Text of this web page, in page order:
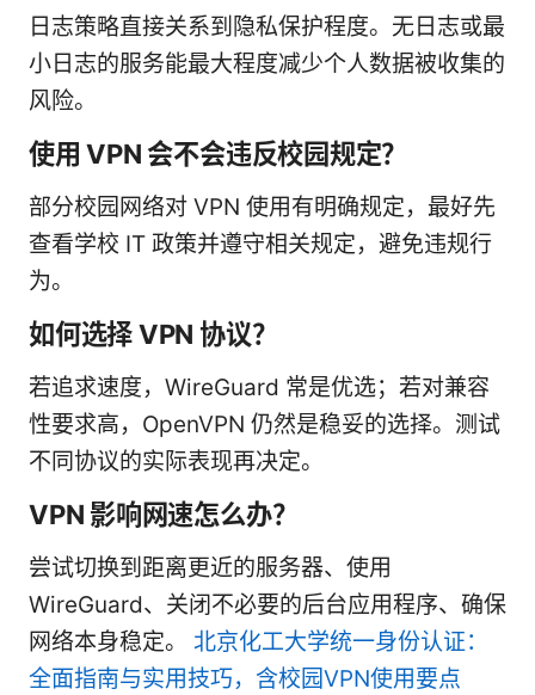
日志策略直接关系到隐私保护程度。无日志或最
小日志的服务能最大程度减少个人数据被收集的
风险。
使用 VPN 会不会违反校园规定？
部分校园网络对 VPN 使用有明确规定，最好先
查看学校 IT 政策并遵守相关规定，避免违规行
为。
如何选择 VPN 协议？
若追求速度，WireGuard 常是优选；若对兼容
性要求高，OpenVPN 仍然是稳妥的选择。测试
不同协议的实际表现再决定。
VPN 影响网速怎么办？
尝试切换到距离更近的服务器、使用
WireGuard、关闭不必要的后台应用程序、确保
网络本身稳定。 北京化工大学统一身份认证：
全面指南与实用技巧，含校园VPN使用要点